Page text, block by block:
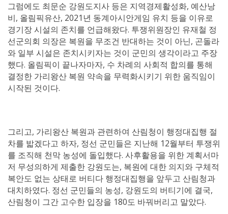
그럼에도 최문순 강원도지사 등은 지역경제활성화, 예산낭
비, 올림픽유산, 2021년 동계아시안게임 유치 등을 이유로
경기장 시설의 존치를 언급해왔다. 투쟁위원장인 유재철 정
선군의회 의장은 복원을 무조건 반대하는 것이 아닌, 곤돌라
와 일부 시설은 존치시키자는 것이 군민의 생각이라고 주장
했다. 올림픽이 끝나자마자, 수 차례의 사회적 합의를 통해
결정한 가리왕산 복원 약속을 무력화시키기 위한 움직임이
시작된 것이다.
그리고, 가리왕산 복원과 관련하여 산림청이 행정대집행 절
차를 밟겠다고 하자, 정선 군민들은 지난해 12월부터 투쟁위
를 조직해 천막 농성에 돌입했다. 사후활용을 위한 계획서마
저 무성의하게 제출한 강원도는, 복원에 대한 의지와 구체적
복안도 없는 상태로 버티다 행정대집행을 앞두고 산림청과
대치하였다. 정선 군민들의 농성, 강원도의 버티기에 결국,
산림청이 그간 고수한 입장을 180도 바꿔버리고 말았다.